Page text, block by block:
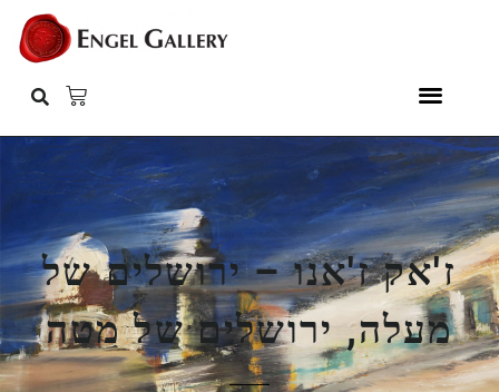
ז'אק ז'אנו – ירושלים של
מעלה, ירושלים של מטה